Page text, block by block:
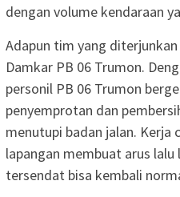
dengan volume kendaraan
Adapun tim yang
Damkar PB 06 Trumon.
personil PB 06 Trumon
penyemprotan dan
menutupi badan jalan.
lapangan membuat arus
tersendat bisa kembali